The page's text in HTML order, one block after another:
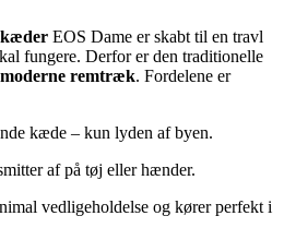
kæder EOS Dame er skabt til en travl
fungere. Derfor er den traditionelle
moderne remtræk. Fordelene er
kæde – kun lyden af byen.
af på tøj eller hænder.
vedligeholdelse og kører perfekt i